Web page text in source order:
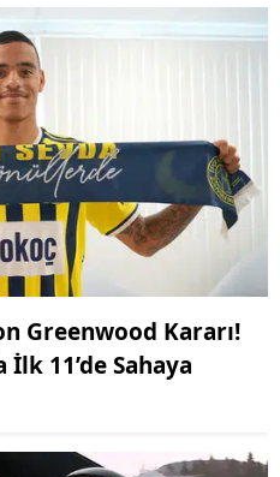
Greenwood Kararı!
11’de Sahaya